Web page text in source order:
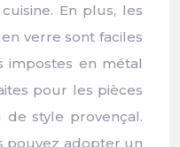
En plus, les
verre sont faciles
impostes en métal
pour les pièces
style provençal.
pouvez adopter un